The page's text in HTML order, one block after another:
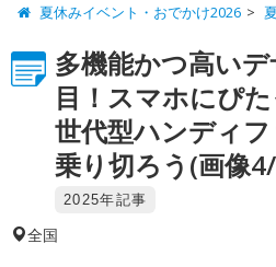
夏休みイベント・おでかけ2026
多機能かつ高い
目！スマホにぴ
世代型ハンディ
乗り切ろう(画像
2025年記事
全国